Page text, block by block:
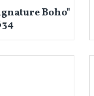
Boho"